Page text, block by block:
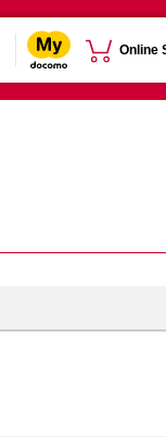
Online